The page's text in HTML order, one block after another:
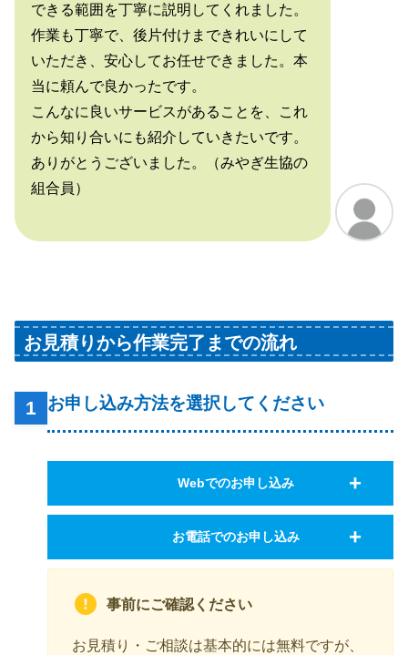
できる範囲を丁寧に説明してくれました。
作業も丁寧で、後片付けまできれいにして
いただき、安心してお任せできました。本
当に頼んで良かったです。
こんなに良いサービスがあることを、これ
から知り合いにも紹介していきたいです。
ありがとうございました。（みやぎ生協の
組合員）
お見積りから作業完了までの流れ
お申し込み方法を選択してください
Webでのお申し込み
お電話でのお申し込み
事前にご確認ください
お見積り・ご相談は基本的には無料ですが、